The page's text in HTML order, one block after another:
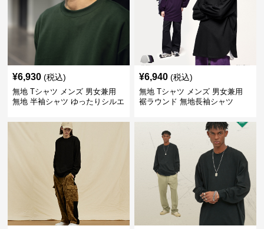
¥6,930 (税込)
無地 Tシャツ メンズ 男女兼用
無地 半袖シャツ ゆったりシルエ
¥6,940 (税込)
無地 Tシャツ メンズ 男女兼用
裾ラウンド 無地長袖シャツ